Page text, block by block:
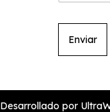
Desarrollado por